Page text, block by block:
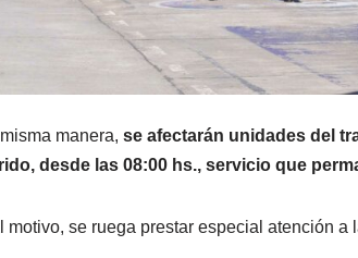
manera, se afectarán unidades del
desde las 08:00 hs., servicio que
motivo, se ruega prestar especial atención